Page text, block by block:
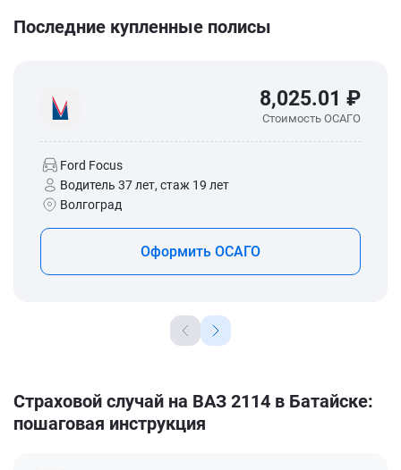
Последние купленные полисы
8,025.01 ₽
Стоимость ОСАГО
Ford Focus
Водитель 37 лет, стаж 19 лет
Волгоград
Оформить ОСАГО
Страховой случай на ВАЗ 2114 в Батайске:
пошаговая инструкция